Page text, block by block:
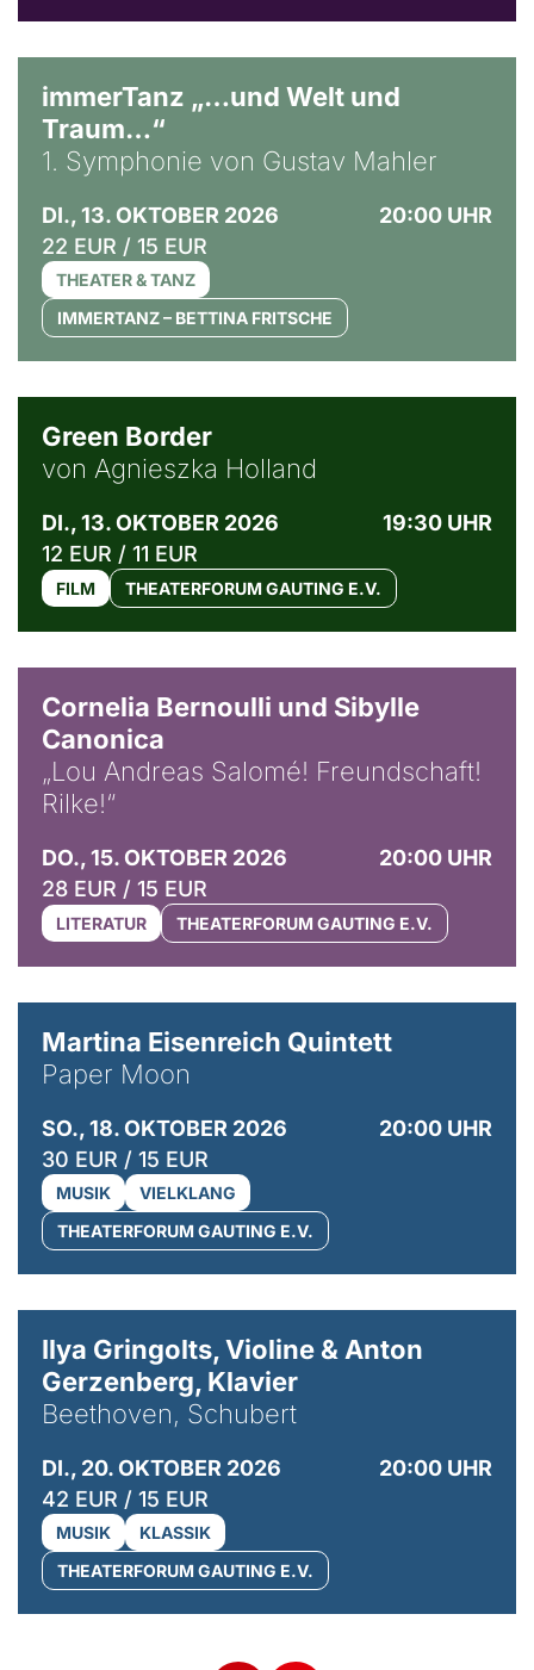
immerTanz „…und Welt und
Traum…“
1. Symphonie von Gustav Mahler
DI., 13. OKTOBER 2026
20:00 UHR
22 EUR / 15 EUR
THEATER & TANZ
IMMERTANZ – BETTINA FRITSCHE
Green Border
von Agnieszka Holland
DI., 13. OKTOBER 2026
19:30 UHR
12 EUR / 11 EUR
FILM THEATERFORUM GAUTING E.V.
Cornelia Bernoulli und Sibylle
Canonica
„Lou Andreas Salomé! Freundschaft!
Rilke!“
DO., 15. OKTOBER 2026
20:00 UHR
28 EUR / 15 EUR
LITERATUR THEATERFORUM GAUTING E.V.
Martina Eisenreich Quintett
Paper Moon
SO., 18. OKTOBER 2026
20:00 UHR
30 EUR / 15 EUR
MUSIK
VIELKLANG
THEATERFORUM GAUTING E.V.
Ilya Gringolts, Violine & Anton
Gerzenberg, Klavier
Beethoven, Schubert
DI., 20. OKTOBER 2026
20:00 UHR
42 EUR / 15 EUR
MUSIK
KLASSIK
THEATERFORUM GAUTING E.V.